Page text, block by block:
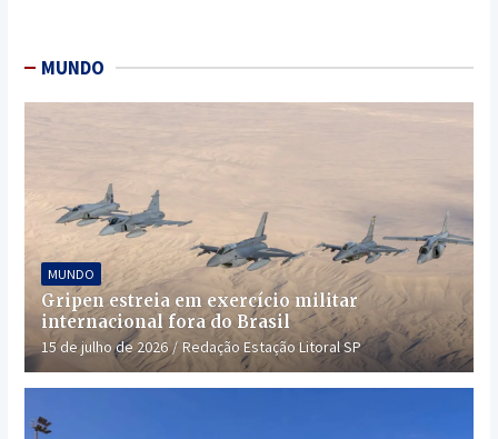
MUNDO
MUNDO
Gripen estreia em exercício militar
internacional fora do Brasil
15 de julho de 2026 Redação Estação Litoral SP